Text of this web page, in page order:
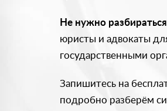
Не нужно
юристы и адвокаты
государственными
Запишитесь на
подробно разберём